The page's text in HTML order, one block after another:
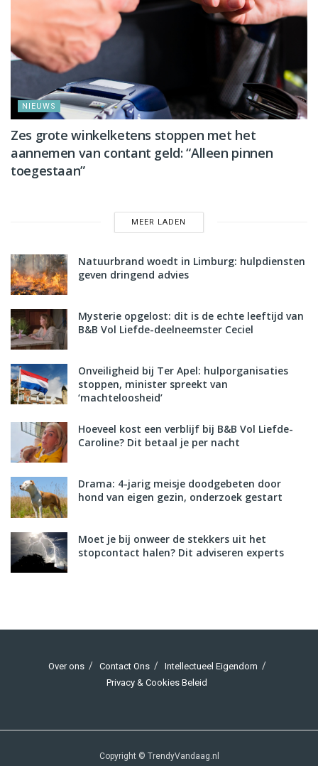
NIEUWS
Zes grote winkelketens stoppen met het
aannemen van contant geld: “Alleen pinnen
toegestaan”
MEER LADEN
Natuurbrand woedt in Limburg: hulpdiensten
geven dringend advies
Mysterie opgelost: dit is de echte leeftijd van
B&B Vol Liefde-deelneemster Ceciel
Onveiligheid bij Ter Apel: hulporganisaties
stoppen, minister spreekt van
‘machteloosheid’
Hoeveel kost een verblijf bij B&B Vol Liefde-
Caroline? Dit betaal je per nacht
Drama: 4-jarig meisje doodgebeten door
hond van eigen gezin, onderzoek gestart
Moet je bij onweer de stekkers uit het
stopcontact halen? Dit adviseren experts
Over ons Contact Ons
Intellectueel Eigendom
Privacy & Cookies Beleid
Copyright © TrendyVandaag.nl